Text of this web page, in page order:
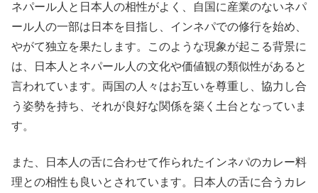
ネパール人と日本人の相性がよく、自国に産業のないネパ
ール人の一部は日本を目指し、インネパでの修行を始め、
やがて独立を果たします。このような現象が起こる背景に
は、日本人とネパール人の文化や価値観の類似性があると
言われています。両国の人々はお互いを尊重し、協力し合
う姿勢を持ち、それが良好な関係を築く土台となっていま
す。
また、日本人の舌に合わせて作られたインネパのカレー料
理との相性も良いとされています。日本人の舌に合うカレ